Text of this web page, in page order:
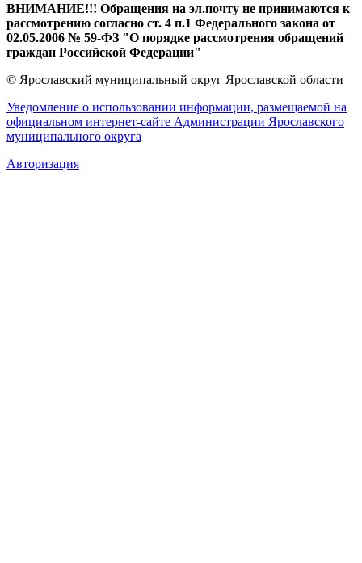
ВНИМАНИЕ!!! Обращения на эл.почту не принимаются к
рассмотрению согласно ст. 4 п.1 Федерального закона от
02.05.2006 № 59-ФЗ "О порядке рассмотрения обращений
граждан Российской Федерации"
© Ярославский муниципальный округ Ярославской области
Уведомление о использовании информации, размещаемой на
официальном интернет-сайте Администрации Ярославского
муниципального округа
Авторизация